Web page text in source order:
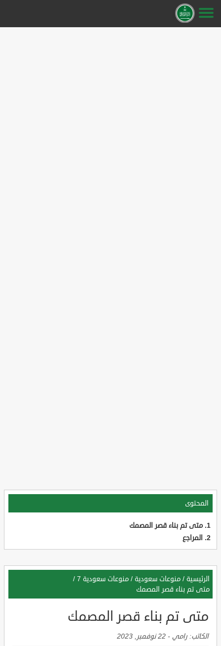
المحتوى
متى تم بناء قصر المصمك
المراجع
الرئيسية / منوعات سعودية / منوعات سعودية 7
/
متى تم بناء قصر المصمك
متى تم بناء قصر المصمك
الكاتب: رامي - 22 نوفمبر, 2023